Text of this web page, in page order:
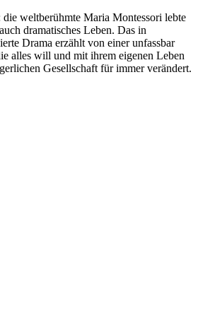
weltberühmte Maria Montessori lebte
dramatisches Leben. Das in
Drama erzählt von einer unfassbar
alles will und mit ihrem eigenen Leben
Gesellschaft für immer verändert.